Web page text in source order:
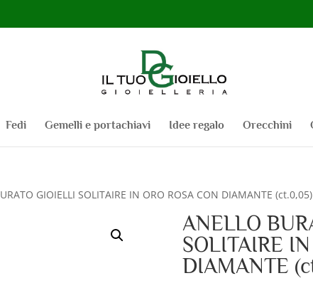
Fedi Gemelli e portachiavi Idee regalo Orecchini
GIOIELLI SOLITAIRE IN ORO ROSA CON DIAMANTE (ct.0,05)
ANELLO
SOLITAIRE
DIAMANTE